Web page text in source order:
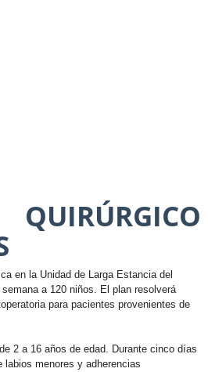
en la Unidad de Larga Estancia del
a 120 niños. El plan resolverá
para pacientes provenientes de
2 a 16 años de edad. Durante cinco días
menores y adherencias